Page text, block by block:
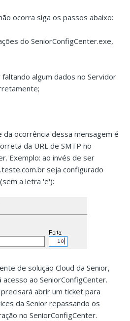
ocorra siga os passos abaixo:
do SeniorConfigCenter.exe,
algum dados no Servidor
da ocorrência dessa mensagem é
da URL de SMTP no
Exemplo: ao invés de ser
seja configurado
a letra 'e'):
de solução Cloud da Senior,
ao SeniorConfigCenter.
abrir um ticket para
da Senior repassando os
no SeniorConfigCenter.